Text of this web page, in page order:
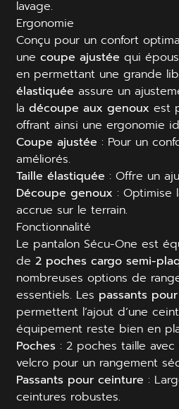
lavage.
Ergonomie
Conçu pour un confort
unecoupe ajustée qui
en permettant une grande
élastiquée assure un
ladécoupe aux genoux est
offrant ainsi une ergonomie
Coupe ajustée : Pour un
améliorés.
Taille élastiquée : Offre un
Découpe genoux : Optimise
accrue sur le terrain.
Fonctionnalité
Le pantalon Sécu-One est
de2 poches cargo semi-
nombreuses options de
essentiels. Les passants
permettent l’ajout d’une
équipement reste bien en
Poches : 2 poches taille
velcro pour un rangement
Passants pour ceinture :
ceintures robustes.